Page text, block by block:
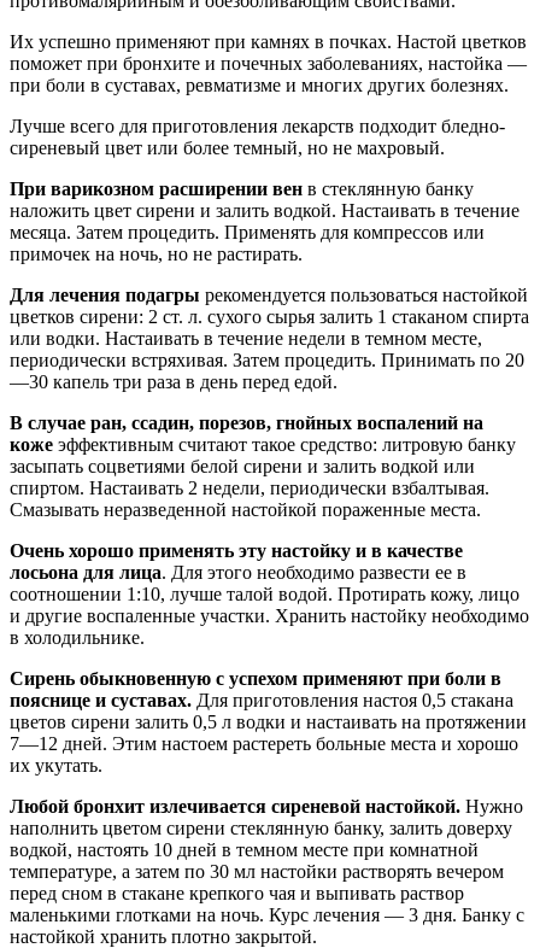
Их успешно применяют при камнях в почках. Настой цветков
поможет при бронхите и почечных заболеваниях, настойка —
при боли в суставах, ревматизме и многих других болезнях.
Лучше всего для приготовления лекарств подходит бледно-
сиреневый цвет или более темный, но не махровый.
При варикозном расширении вен в стеклянную банку
наложить цвет сирени и залить водкой. Настаивать в течение
месяца. Затем процедить. Применять для компрессов или
примочек на ночь, но не растирать.
Для лечения подагры рекомендуется пользоваться настойкой
цветков сирени: 2 ст. л. сухого сырья залить 1 стаканом спирта
или водки. Настаивать в течение недели в темном месте,
периодически встряхивая. Затем процедить. Принимать по 20
—30 капель три раза в день перед едой.
В случае ран, ссадин, порезов, гнойных воспалений на
коже эффективным считают такое средство: литровую банку
засыпать соцветиями белой сирени и залить водкой или
спиртом. Настаивать 2 недели, периодически взбалтывая.
Смазывать неразведенной настойкой пораженные места.
Очень хорошо применять эту настойку и в качестве
лосьона для лица. Для этого необходимо развести ее в
соотношении 1:10, лучше талой водой. Протирать кожу, лицо
и другие воспаленные участки. Хранить настойку необходимо
в холодильнике.
Сирень обыкновенную с успехом применяют при боли в
пояснице и суставах. Для приготовления настоя 0,5 стакана
цветов сирени залить 0,5 л водки и настаивать на протяжении
7—12 дней. Этим настоем растереть больные места и хорошо
их укутать.
Любой бронхит излечивается сиреневой настойкой. Нужно
наполнить цветом сирени стеклянную банку, залить доверху
водкой, настоять 10 дней в темном месте при комнатной
температуре, а затем по 30 мл настойки растворять вечером
перед сном в стакане крепкого чая и выпивать раствор
маленькими глотками на ночь. Курс лечения — 3 дня. Банку с
настойкой хранить плотно закрытой.